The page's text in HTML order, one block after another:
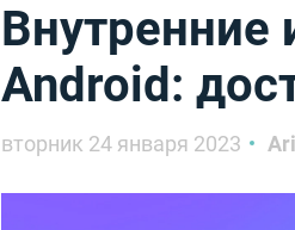
Внутренние
Android:
вторник 24 января 2023